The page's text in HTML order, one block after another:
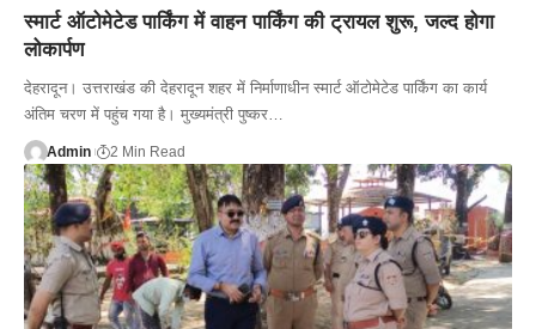
स्मार्ट ऑटोमेटेड पार्किंग में वाहन पार्किंग की ट्रायल शुरू, जल्द होगा
लोकार्पण
देहरादून। उत्तराखंड की देहरादून शहर में निर्माणाधीन स्मार्ट ऑटोमेटेड पार्किंग का कार्य
अंतिम चरण में पहुंच गया है। मुख्यमंत्री पुष्कर…
Admin 2 Min Read